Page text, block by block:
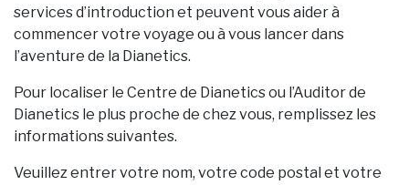
services d’introduction et peuvent vous aider à
commencer votre voyage ou à vous lancer dans
l’aventure de la Dianetics.
Pour localiser le Centre de Dianetics ou l’Auditor de
Dianetics le plus proche de chez vous, remplissez les
informations suivantes.
Veuillez entrer votre nom, votre code postal et votre